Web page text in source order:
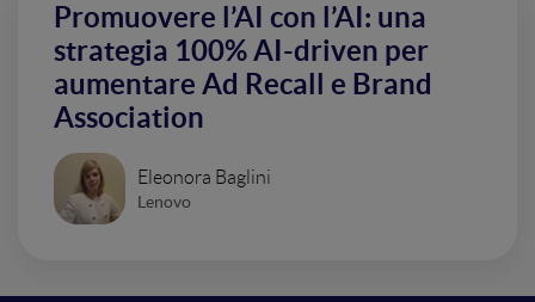
Promuovere l’AI con l’AI: una
strategia 100% AI-driven per
aumentare Ad Recall e Brand
Association
Eleonora Baglini
Lenovo